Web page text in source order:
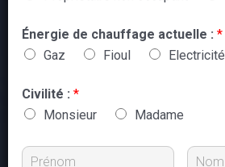
Énergie de chauffage actuelle : *
Gaz
Fioul Electricité
Civilité : *
Monsieur
Madame